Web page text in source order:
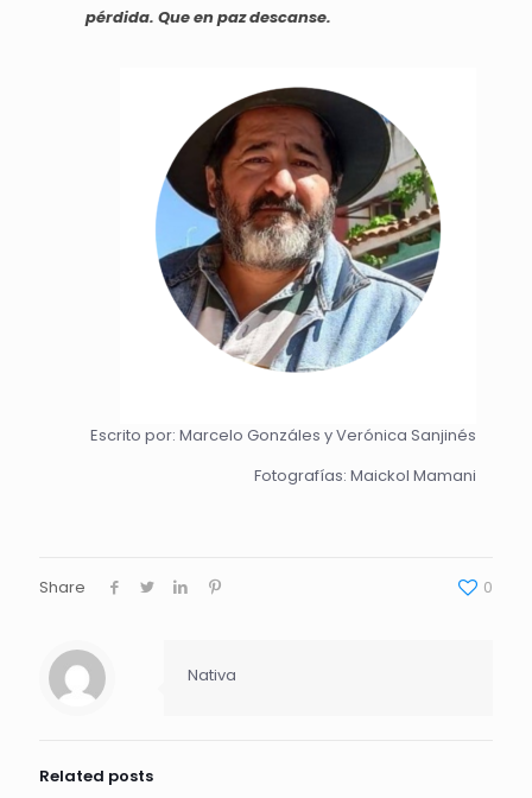
pérdida. Que en paz descanse.
Escrito por: Marcelo Gonzáles y Verónica Sanjinés
Fotografías: Maickol Mamani
Share 0
Nativa
Related posts